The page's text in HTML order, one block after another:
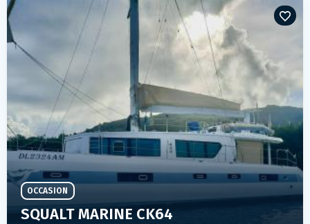
SQUALT MARINE CK64
OCCASION